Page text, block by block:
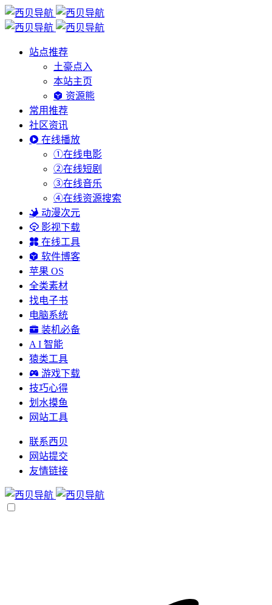
站点推荐
土豪点入
本站主页
资源熊
常用推荐
社区资讯
在线播放
①在线电影
②在线短剧
③在线音乐
④在线资源搜索
动漫次元
影视下载
在线工具
软件博客
苹果 OS
全类素材
找电子书
电脑系统
装机必备
A I 智能
猿类工具
游戏下载
技巧心得
划水摸鱼
网站工具
联系西贝
网站提交
友情链接